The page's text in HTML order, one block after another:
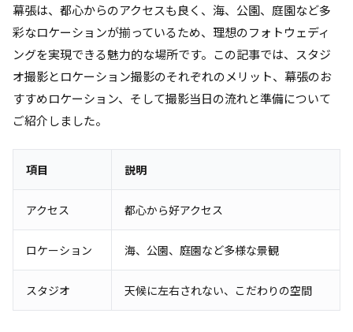
幕張は、都心からのアクセスも良く、海、公園、庭園など多
彩なロケーションが揃っているため、理想のフォトウェディ
ングを実現できる魅力的な場所です。この記事では、スタジ
オ撮影とロケーション撮影のそれぞれのメリット、幕張のお
すすめロケーション、そして撮影当日の流れと準備について
ご紹介しました。
項目 説明
アクセス 都心から好アクセス
ロケーション 海、公園、庭園など多様な景観
スタジオ 天候に左右されない、こだわりの空間